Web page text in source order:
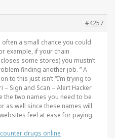
#4257
often a small chance you could
example, if your chain
some stores) you mustn’t
finding another job. ” A
to this just isn’t “I’m trying to
– Sign and Scan – Alert Hacker
the two names you need to be
as well since these names will
feel at ease for paying
drugs online